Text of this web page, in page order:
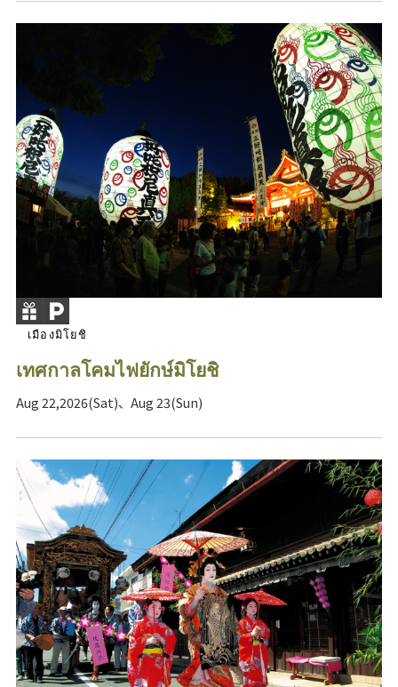
เมืองมิโยชิ
เทศกาลโคมไฟยักษ์มิโยชิ
Aug 22,2026(Sat)、Aug 23(Sun)